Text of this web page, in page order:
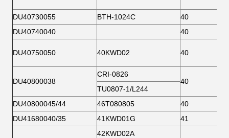
DU40730055 BTH-1024C
40
DU40740040
40
DU40750050 40KWD02 40
DU40800038
CRI-0826
40
TU0807-1/L244
DU40800045/44
46T080805
40
DU41680040/35
41KWD01G 41
42KWD02A